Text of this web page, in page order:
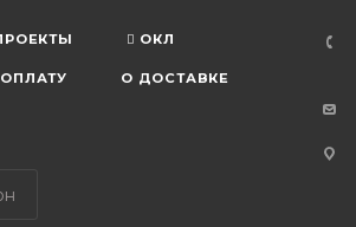
ОКЛ
О ДОСТАВКЕ